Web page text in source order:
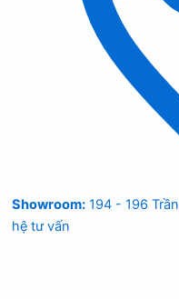
Showroom: 194 - 196
hệ tư vấn